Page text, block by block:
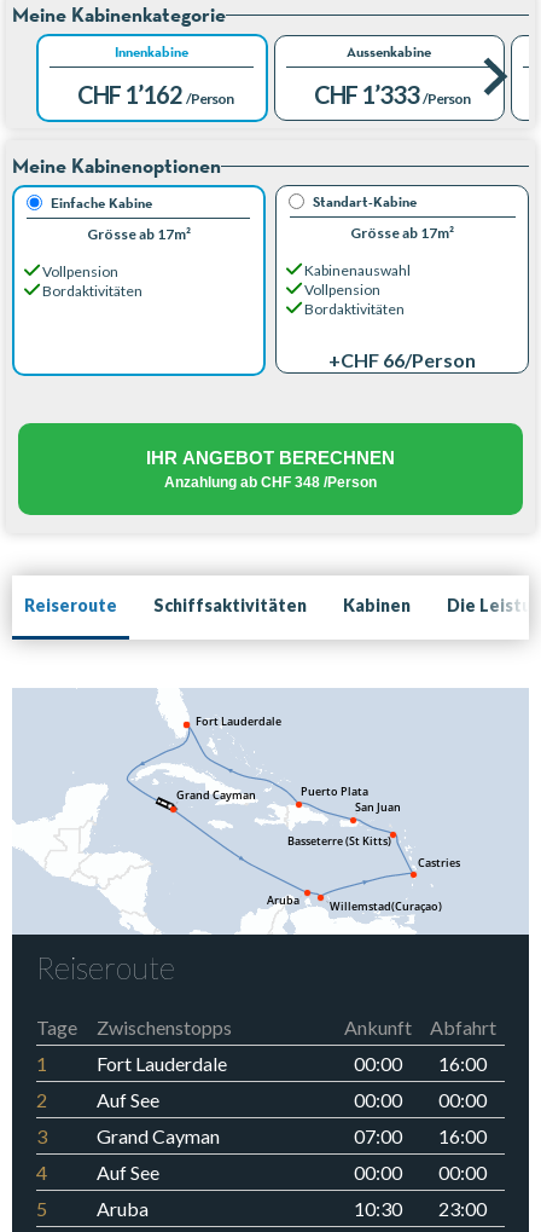
Meine Kabinenkategorie
Innenkabine
CHF 1’162 /Person
Aussenkabine
CHF 1’333 /Person
Meine Kabinenoptionen
Einfache Kabine
Grösse ab 17m²
Vollpension
Bordaktivitäten
Standart-Kabine
Grösse ab 17m²
Kabinenauswahl
Vollpension
Bordaktivitäten
+CHF 66/Person
IHR ANGEBOT BERECHNEN
Anzahlung ab CHF 348 /Person
Reiseroute Schiffsaktivitäten Kabinen Die
Reiseroute
Tage Zwischenstopps Ankunft
Abfahrt
1
Fort Lauderdale 00:00
16:00
2
Auf See 00:00
00:00
3
Grand Cayman 07:00
16:00
4
Auf See 00:00
00:00
5
Aruba 10:30
23:00